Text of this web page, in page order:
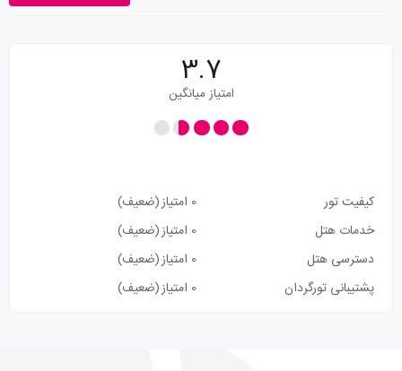
3.7
امتیاز میانگین
کیفیت تور 0 امتیاز
(ضعیف)
خدمات هتل
0 امتیاز
(ضعیف)
دسترسی هتل
0 امتیاز
(ضعیف)
پشتیبانی تورگردان
0 امتیاز (ضعیف)